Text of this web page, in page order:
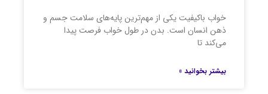
خواب باکیفیت یکی از مهم‌ترین پایه‌های سلامت جسم و
ذهن انسان است. بدن در طول خواب فرصت پیدا
می‌کند تا
بیشتر بخوانید »